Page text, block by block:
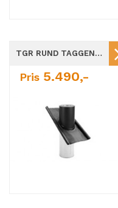
TGR RUND TAGGENNEMFØRING Ø160-Ø400
Pris 5.490,-